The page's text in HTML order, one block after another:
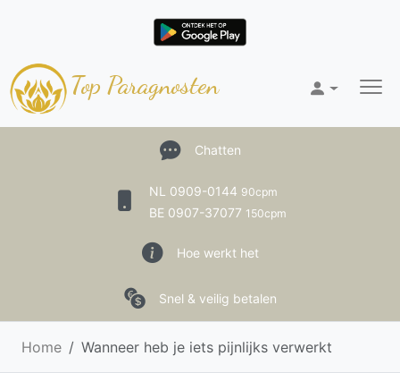
Top Paragnosten
Chatten
NL 0909-0144 90cpm
BE 0907-37077 150cpm
Hoe werkt het
Snel & veilig betalen
Home Wanneer heb je iets pijnlijks verwerkt